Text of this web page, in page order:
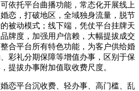
托平台曲播功能，常态化开展线上
恋，打破地区，全域独身流量，脱节
被动模式；线下端，凭仗平台挂牌天
牌度，加强用户信赖，大幅提拔成交
合平台所有特色功能，为客户供给婚
彩礼分期保障等增值办事，区别于保
提拔办事附加值取收费尺度。
平台沉收费、轻办事、高门槛、乱